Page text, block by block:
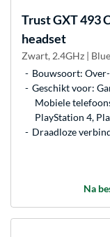
TrustGXT 493
headset
Zwart, 2.4GHz |
Bouwsoort:
Geschikt voor:
Mobiele
PlayStation 4,
Draadloze
Na